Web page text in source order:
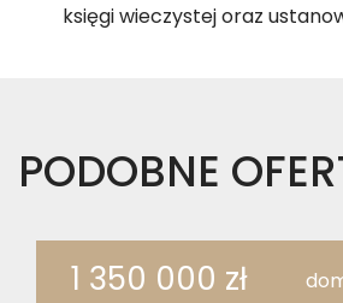
księgi wieczystej oraz
PODOBNE
1 350 000 zł